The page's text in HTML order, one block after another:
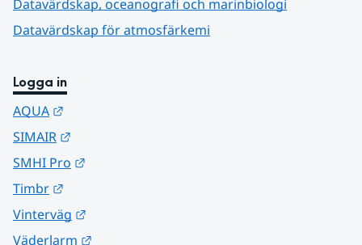
Datavärdskap, oceanografi och marinbiologi
Datavärdskap för atmosfärkemi
Logga in
AQUA
SIMAIR
SMHI Pro
Timbr
Vinterväg
Väderlarm